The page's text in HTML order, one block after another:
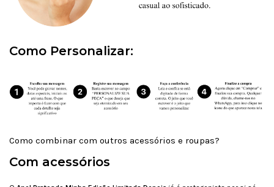
Como Personalizar:
Como combinar com outros acessórios e roupas?
Com acessórios